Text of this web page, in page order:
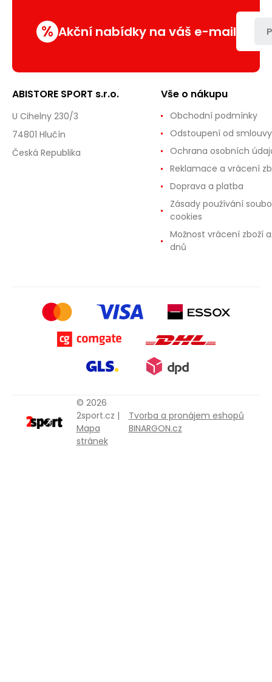
% Akční nabídky na váš e-mail
ABISTORE SPORT s.r.o.
U Cihelny 230/3
74801 Hlučín
Česká Republika
Vše o nákupu
Obchodní podmínky
Odstoupení od smlouvy
Ochrana osobních
Reklamace a vrácení
Doprava a platba
Zásady používání
cookies
Možnost vrácení zboží
dnů
© 2026
2sport.cz |
Mapa
stránek
Tvorba a pronájem eshopů
BINARGON.cz